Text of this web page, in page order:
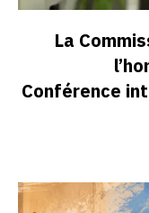
La
Conférence